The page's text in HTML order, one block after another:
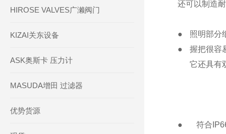
HIROSE VALVES广濑阀门
KIZAI关东设备
ASK奥斯卡 压力计
MASUDA增田 过滤器
优势货源
还可以制造
●
照明部分
●
握把很容
它还具有
●
符合